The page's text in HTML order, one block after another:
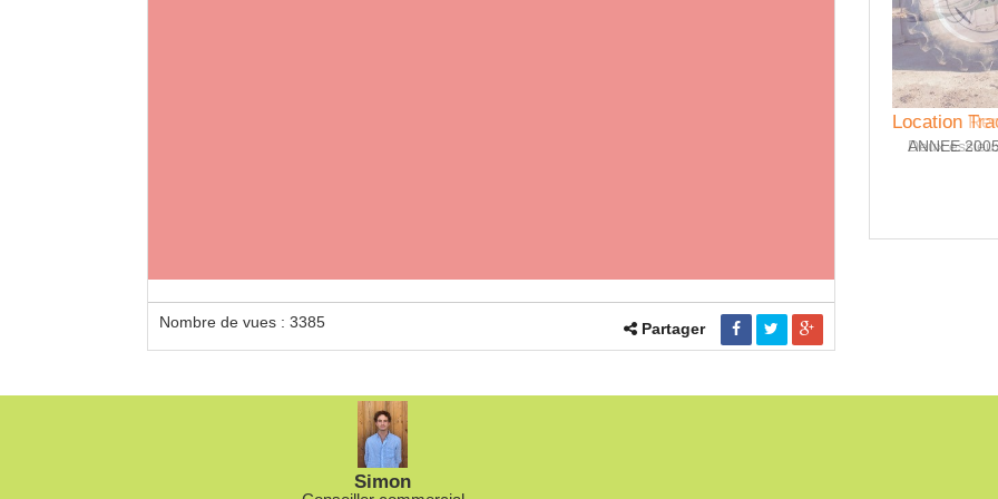
Nombre de vues : 3385 Partager
Location
ANNEE
Simon